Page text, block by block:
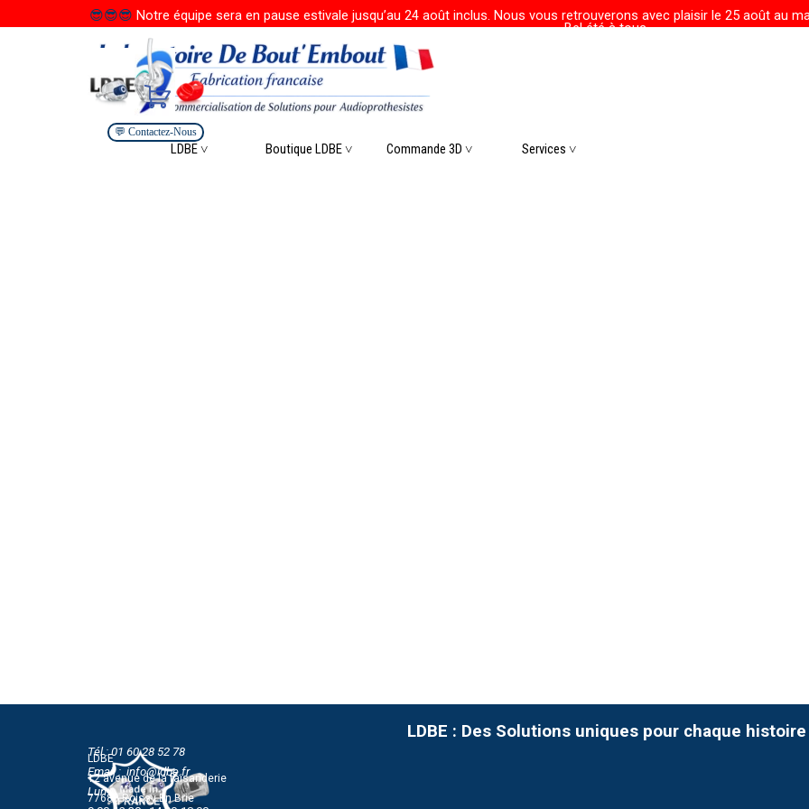
Aller au contenu
😎😎😎 Notre équipe sera en pause estivale jusqu’au 24 août inclus. Nous vous retrouverons avec plaisir le 25 août au
Bel été à tous.
💬 Contactez-Nous
Sauter le menu
LDBE ˅ ▼
Boutique LDBE ˅ ▼
Commande 3D ˅ ▼
Services ˅
LDBE : Des Solutions uniques pour chaque histoire
Tél : 01 60 28 52 78
Email : info@ldbe.fr
Lun-Jeu
LDBE
12 avenue de la faisanderie
77680 Roissy En Brie